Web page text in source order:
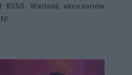
8550. Wartość akcesoriów